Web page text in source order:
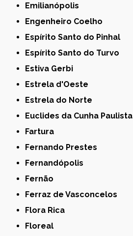
Emilianópolis
Engenheiro Coelho
Espírito Santo do Pinhal
Espírito Santo do Turvo
Estiva Gerbi
Estrela d'Oeste
Estrela do Norte
Euclides da Cunha Paulista
Fartura
Fernando Prestes
Fernandópolis
Fernão
Ferraz de Vasconcelos
Flora Rica
Floreal